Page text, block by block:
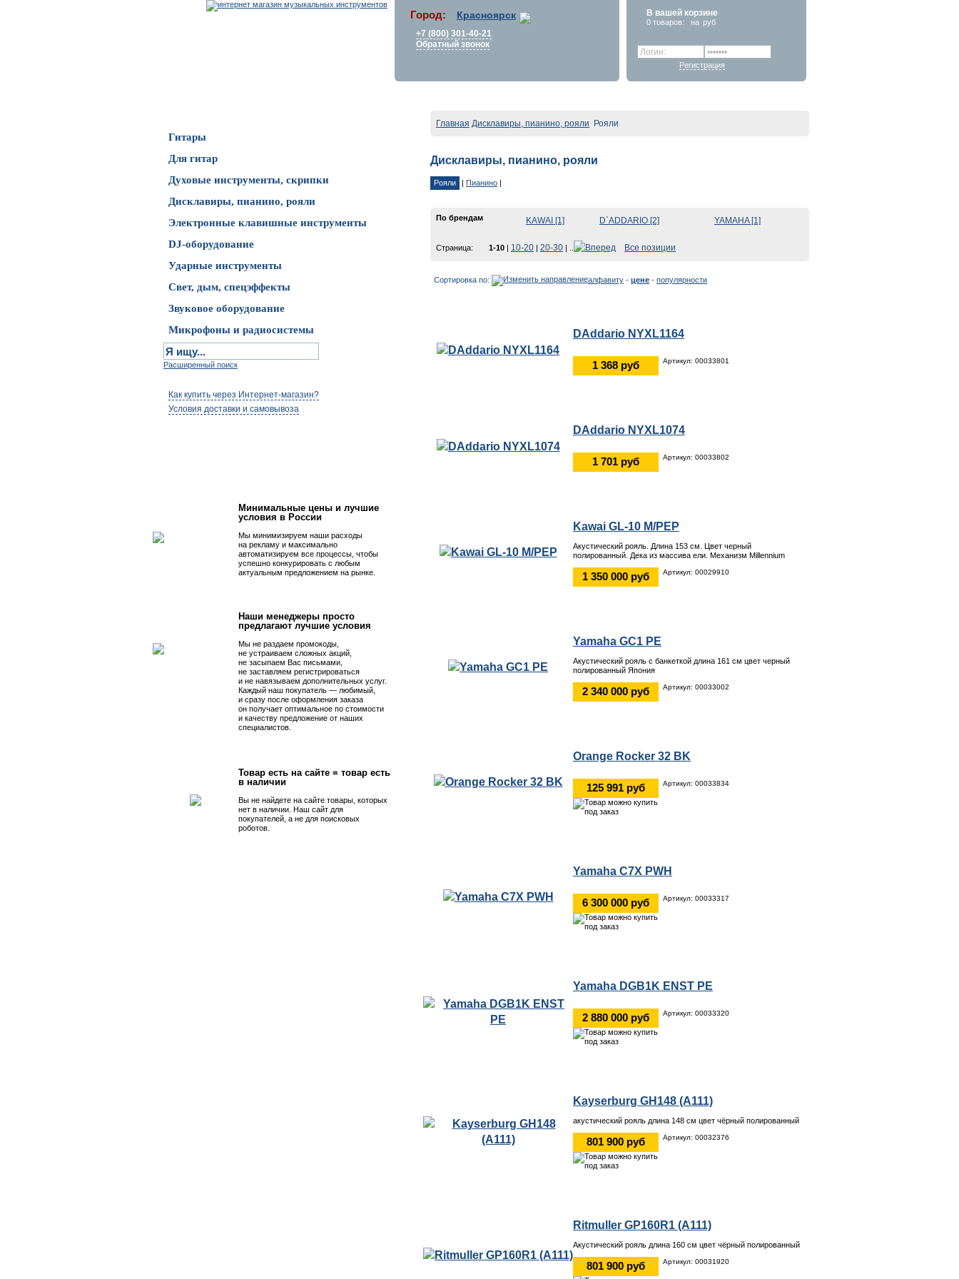
Город: Красноярск
+7 (800) 301-40-21
Обратный звонок
В вашей корзине
0 товаров: на руб
Регистрация
Гитары
Для гитар
Духовые инструменты, скрипки
Дисклавиры, пианино, рояли
Электронные клавишные инструменты
DJ-оборудование
Ударные инструменты
Свет, дым, спецэффекты
Звуковое оборудование
Микрофоны и радиосистемы
Расширенный поиск
Как купить через Интернет-магазин?
Условия доставки и самовывоза
Минимальные цены и лучшие
условия в России
Мы минимизируем наши расходы
на рекламу и максимально
автоматизируем все процессы, чтобы
успешно конкурировать с любым
актуальным предложением на рынке.
Наши менеджеры просто
предлагают лучшие условия
Мы не раздаем промокоды,
не устраиваем сложных акций,
не засыпаем Вас письмами,
не заставляем регистрироваться
и не навязываем дополнительных услуг.
Каждый наш покупатель — любимый,
и сразу после оформления заказа
он получает оптимальное по стоимости
и качеству предложение от наших
специалистов.
Товар есть на сайте = товар есть
в наличии
Вы не найдете на сайте товары, которых
нет в наличии. Наш сайт для
покупателей, а не для поисковых
роботов.
Главная Дисклавиры, пианино, рояли Рояли
Дисклавиры, пианино, рояли
Рояли | Пианино |
По брендам KAWAI [1] D`ADDARIO [2] YAMAHA [1]
Страница: 1-10 | 10-20 | 20-30 | .. Все позиции
Сортировка по: алфавиту - цене - популярности
DAddario NYXL1164
1 368 руб Артикул: 00033801
DAddario NYXL1074
1 701 руб Артикул: 00033802
Kawai GL-10 M/PEP
Акустический рояль. Длина 153 см. Цвет черный
полированный. Дека из массива ели. Механизм Millennium
1 350 000 руб Артикул: 00029910
Yamaha GC1 PE
Акустический рояль с банкеткой длина 161 см цвет черный
полированный Япония
2 340 000 руб Артикул: 00033002
Orange Rocker 32 BK
125 991 руб Артикул: 00033834
Yamaha C7X PWH
6 300 000 руб Артикул: 00033317
Yamaha DGB1K ENST PE
2 880 000 руб Артикул: 00033320
Kayserburg GH148 (A111)
акустический рояль длина 148 см цвет чёрный полированный
801 900 руб Артикул: 00032376
Ritmuller GP160R1 (A111)
Акустический рояль длина 160 см цвет чёрный полированный
801 900 руб Артикул: 00031920